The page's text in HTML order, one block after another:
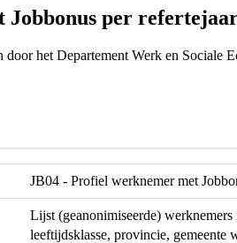
Jobbonus per
door het Departement Werk en Sociale
JB04 - Profiel werknemer met
Lijst (geanonimiseerde) werknemers
leeftijdsklasse, provincie, gemeente